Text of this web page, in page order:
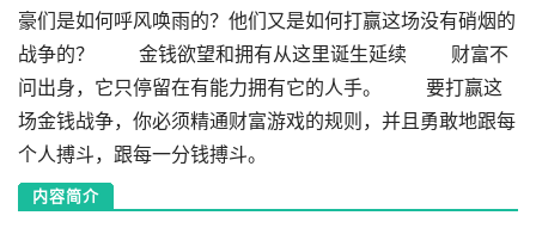
豪们是如何呼风唤雨的？他们又是如何打赢这场没有硝烟的
战争的？ 金钱欲望和拥有从这里诞生延续 财富不
问出身，它只停留在有能力拥有它的人手。 要打赢这
场金钱战争，你必须精通财富游戏的规则，并且勇敢地跟每
个人搏斗，跟每一分钱搏斗。
内容简介